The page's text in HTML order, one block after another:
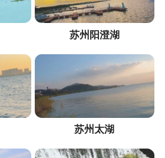
苏州阳澄湖
苏州太湖